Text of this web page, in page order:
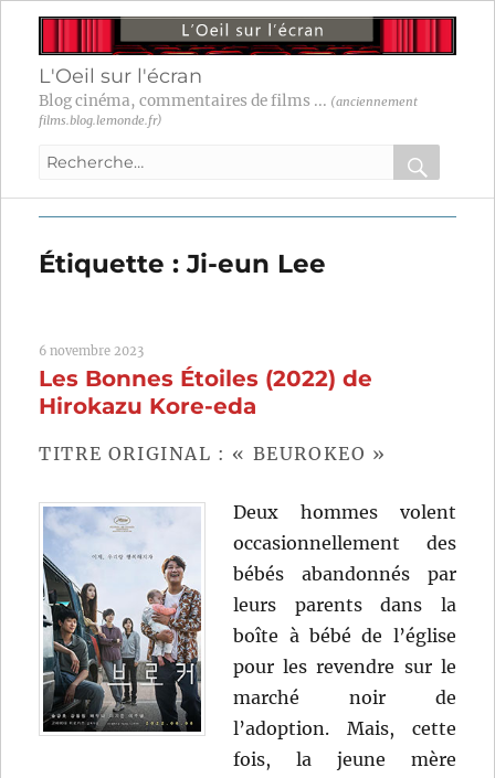
L'Oeil sur l'écran
Blog cinéma, commentaires de films ... (anciennement
films.blog.lemonde.fr)
Recherche
:
OK
Étiquette :Ji-eun Lee
6 novembre 2023
Les Bonnes Étoiles (2022) de
Hirokazu Kore-eda
TITRE ORIGINAL : « BEUROKEO »
Deux hommes volent
occasionnellement des
bébés abandonnés par
leurs parents dans la
boîte à bébé de l’église
pour les revendre sur le
marché noir de
l’adoption. Mais, cette
fois, la jeune mère